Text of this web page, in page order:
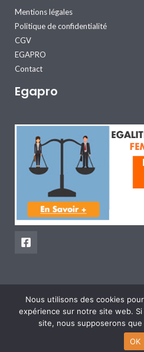
Mentions légales
Politique de confidentialité
CGV
EGAPRO
Contact
Egapro
Copyright © 2026 Voyages
Nous utilisons des cookies
expérience sur notre site web.
site, nous supposerons
OK